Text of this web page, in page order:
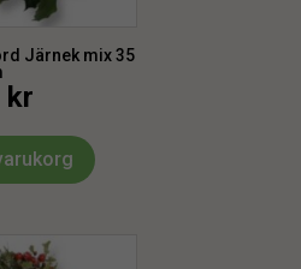
Järnek mix 35
kr